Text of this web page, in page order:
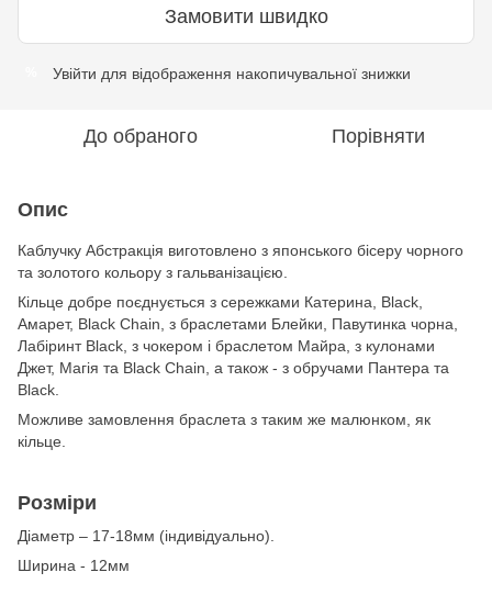
Замовити швидко
Увійти для відображення накопичувальної знижки
До обраного Порівняти
Опис
Каблучку Абстракція виготовлено з японського бісеру чорного
та золотого кольору з гальванізацією.
Кільце добре поєднується з сережками Катерина, Black,
Амарет, Black Chain, з браслетами Блейки, Павутинка чорна,
Лабіринт Black, з чокером і браслетом Майра, з кулонами
Джет, Магія та Black Chain, а також - з обручами Пантера та
Black.
Можливе замовлення браслета з таким же малюнком, як
кільце.
Розміри
Діаметр – 17-18мм (індивідуально).
Ширина - 12мм